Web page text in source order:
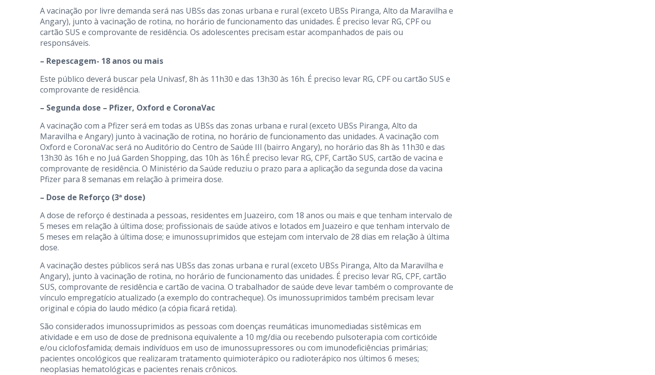
A vacinação por livre demanda será nas UBSs das zonas urbana e rural (exceto UBSs Piranga, Alto da Maravilha e
Angary), junto à vacinação de rotina, no horário de funcionamento das unidades. É preciso levar RG, CPF ou
cartão SUS e comprovante de residência. Os adolescentes precisam estar acompanhados de pais ou
responsáveis.
– Repescagem- 18 anos ou mais
Este público deverá buscar pela Univasf, 8h às 11h30 e das 13h30 às 16h. É preciso levar RG, CPF ou cartão SUS e
comprovante de residência.
– Segunda dose – Pfizer, Oxford e CoronaVac
A vacinação com a Pfizer será em todas as UBSs das zonas urbana e rural (exceto UBSs Piranga, Alto da
Maravilha e Angary) junto à vacinação de rotina, no horário de funcionamento das unidades. A vacinação com
Oxford e CoronaVac será no Auditório do Centro de Saúde III (bairro Angary), no horário das 8h às 11h30 e das
13h30 às 16h e no Juá Garden Shopping, das 10h às 16h.É preciso levar RG, CPF, Cartão SUS, cartão de vacina e
comprovante de residência. O Ministério da Saúde reduziu o prazo para a aplicação da segunda dose da vacina
Pfizer para 8 semanas em relação à primeira dose.
– Dose de Reforço (3ª dose)
A dose de reforço é destinada a pessoas, residentes em Juazeiro, com 18 anos ou mais e que tenham intervalo de
5 meses em relação à última dose; profissionais de saúde ativos e lotados em Juazeiro e que tenham intervalo de
5 meses em relação à última dose; e imunossuprimidos que estejam com intervalo de 28 dias em relação à última
dose.
A vacinação destes públicos será nas UBSs das zonas urbana e rural (exceto UBSs Piranga, Alto da Maravilha e
Angary), junto à vacinação de rotina, no horário de funcionamento das unidades. É preciso levar RG, CPF, cartão
SUS, comprovante de residência e cartão de vacina. O trabalhador de saúde deve levar também o comprovante de
vínculo empregatício atualizado (a exemplo do contracheque). Os imunossuprimidos também precisam levar
original e cópia do laudo médico (a cópia ficará retida).
São considerados imunossuprimidos as pessoas com doenças reumáticas imunomediadas sistêmicas em
atividade e em uso de dose de prednisona equivalente a 10 mg/dia ou recebendo pulsoterapia com corticóide
e/ou ciclofosfamida; demais indivíduos em uso de imunossupressores ou com imunodeficiências primárias;
pacientes oncológicos que realizaram tratamento quimioterápico ou radioterápico nos últimos 6 meses;
neoplasias hematológicas e pacientes renais crônicos.